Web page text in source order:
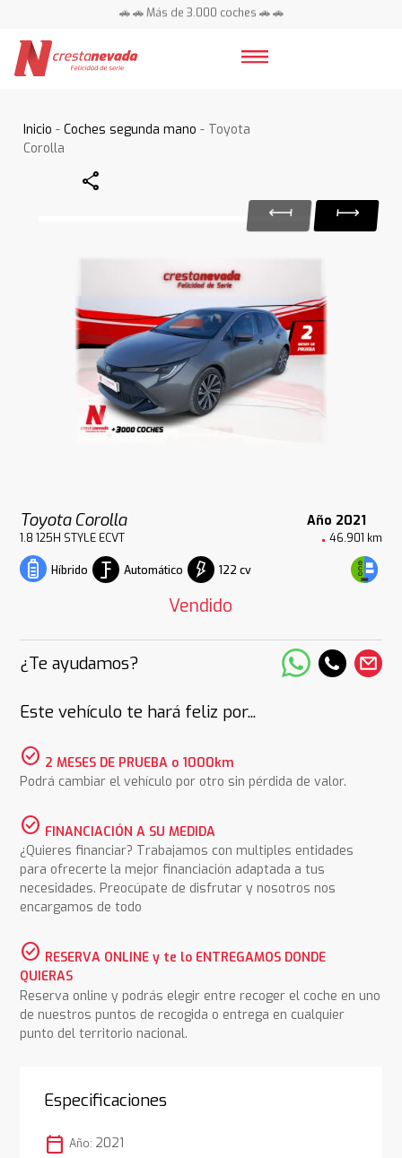
🚗 🚗 Más de 3.000 coches 🚗 🚗
Inicio -Coches segunda mano - Toyota
Corolla
Share
Toyota Corolla Año 2021
1.8 125H STYLE ECVT 46.901 km
Híbrido Automático 122 cv
Vendido
¿Te ayudamos?
Este vehículo te hará feliz por...
check_circle 2 MESES DE PRUEBA o 1000km
Podrá cambiar el vehículo por otro sin pérdida de valor.
check_circle FINANCIACIÓN A SU MEDIDA
¿Quieres financiar? Trabajamos con multiples entidades
para ofrecerte la mejor financiación adaptada a tus
necesidades. Preocúpate de disfrutar y nosotros nos
encargamos de todo
check_circle RESERVA ONLINE y te lo ENTREGAMOS DONDE
QUIERAS
Reserva online y podrás elegir entre recoger el coche en uno
de nuestros puntos de recogida o entrega en cualquier
punto del territorio nacional.
Especificaciones
calendar_today Año: 2021